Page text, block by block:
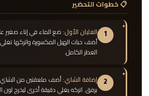
📋 خطوات التحضير
1 الغليان الأول:ضع الماء في إناء صغير
أضف حبات الهيل المكسورة واتركها تغلي
العطر الكامل.
2 إضافة الشاي:أضف ملعقتين من الشاي
برفق. اتركه يغلي دقيقة أخرى ليخرج لون